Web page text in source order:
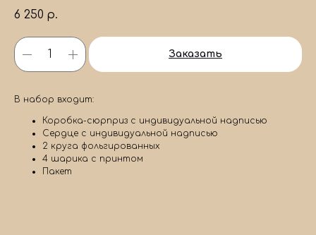
6 250 р.
Заказать
В набор входит:
Коробка-сюрприз с индивидуальной надписью
Сердце с индивидуальной надписью
2 круга фольгированных
4 шарика с принтом
Пакет